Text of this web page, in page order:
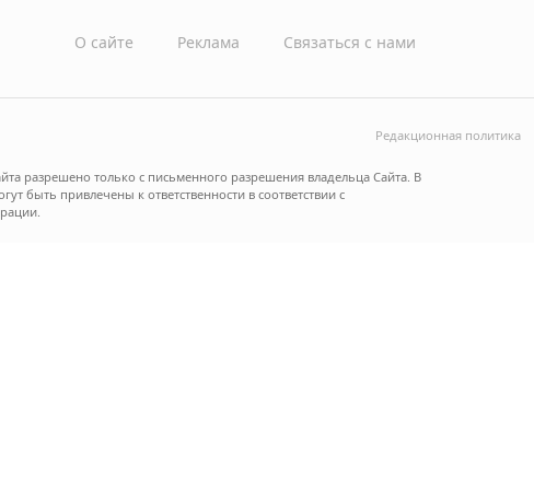
О сайте Реклама Связаться с нами
Редакционная политика
разрешено только с письменного разрешения владельца Сайта. В
быть привлечены к ответственности в соответствии с